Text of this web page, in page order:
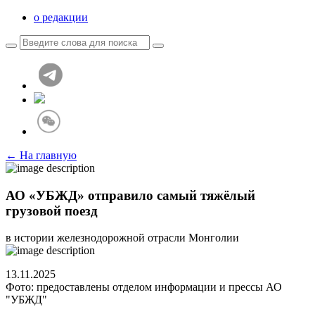
о редакции
← На главную
АО «УБЖД» отправило самый тяжёлый
грузовой поезд
в истории железнодорожной отрасли Монголии
13.11.2025
Фото: предоставлены отделом информации и прессы АО
"УБЖД"